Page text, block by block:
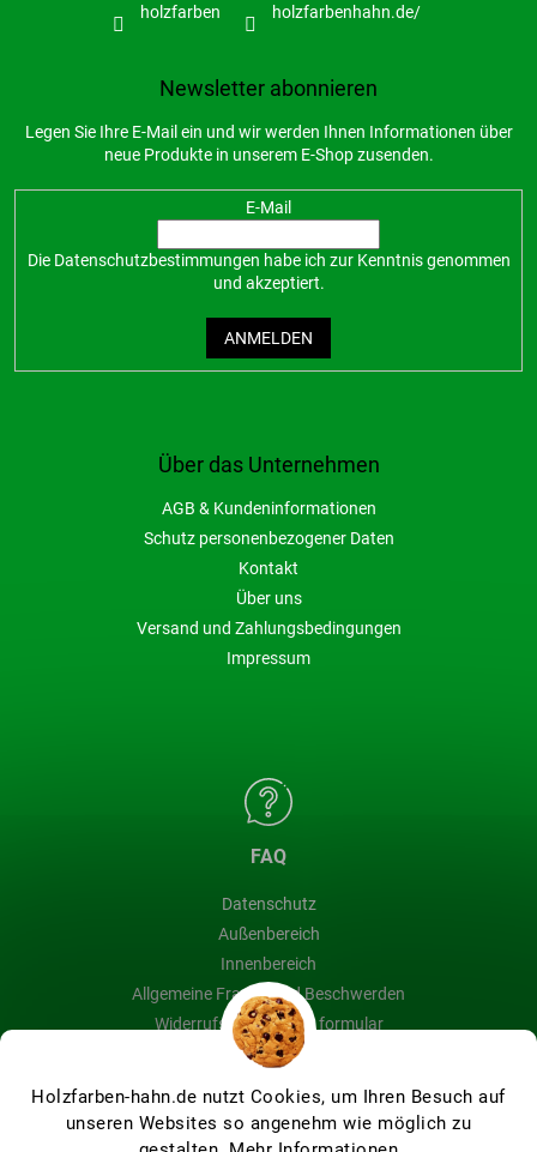
Holzfarben-hahn.de nutzt Cookies, um Ihren Besuch auf
unseren Websites so angenehm wie möglich zu
Über das Unternehmen
AGB & Kundeninformationen
Schutz personenbezogener Daten
Kontakt
Über uns
Versand und Zahlungsbedingungen
Impressum
FAQ
Datenschutz
Außenbereich
Innenbereich
Allgemeine Fragen und Beschwerden
Widerrufsbelehrung & formular
Blog
holzfarben holzfarbenhahn.de/
Newsletter abonnieren
Legen Sie Ihre E-Mail ein und wir werden Ihnen Informationen über
neue Produkte in unserem E-Shop zusenden.
E-Mail
Die Datenschutzbestimmungen habe ich zur Kenntnis genommen
und akzeptiert.
ANMELDEN